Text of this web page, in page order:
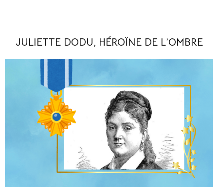
JULIETTE DODU, HÉROÏNE DE L’OMBRE